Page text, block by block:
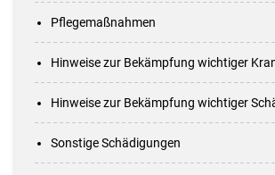
Pflegemaßnahmen
Hinweise zur Bekämpfung wichtiger
Hinweise zur Bekämpfung wichtiger
Sonstige Schädigungen